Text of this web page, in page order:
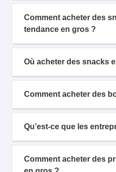
Comment acheter des
tendance en gros ?
Où acheter des snacks
Comment acheter des
Qu’est-ce que les
Comment acheter des